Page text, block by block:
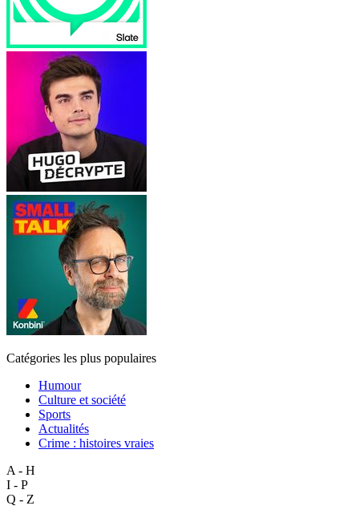
Catégories les plus populaires
Humour
Culture et société
Sports
Actualités
Crime : histoires vraies
A - H
I - P
Q - Z